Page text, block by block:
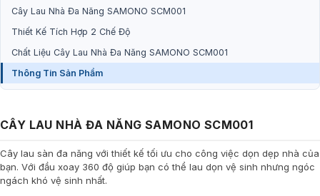
Cây Lau Nhà Đa Năng SAMONO SCM001
Thiết Kế Tích Hợp 2 Chế Độ
Chất Liệu Cây Lau Nhà Đa Năng SAMONO SCM001
Thông Tin Sản Phẩm
CÂY LAU NHÀ ĐA NĂNG SAMONO SCM001
Cây lau sàn đa năng với thiết kế tối ưu cho công việc dọn dẹp nhà của
bạn. Với đầu xoay 360 độ giúp bạn có thể lau dọn vệ sinh nhưng ngóc
ngách khó vệ sinh nhất.